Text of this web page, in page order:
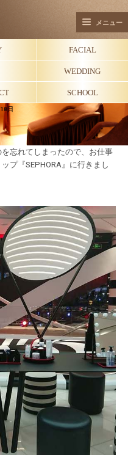
メニュー
FACIAL
WEDDING
SCHOOL
日
忘れてしまったので、お仕事
プ『SEPHORA』に行きまし